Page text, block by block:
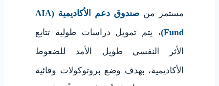
مستمر من
صندوق دعم الأكاديمية (AIA
Fund) ، يتم تمويل دراسات طولية تتابع
الأثر النفسي طويل الأمد للضغوط
الأكاديمية، بهدف وضع بروتوكولات وقائية